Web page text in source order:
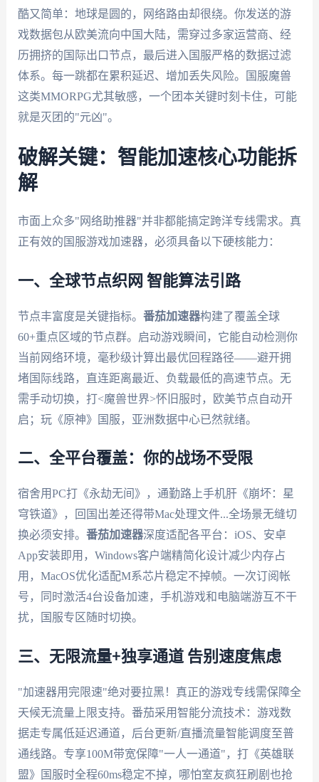
酷又简单：地球是圆的，网络路由却很绕。你发送的游
戏数据包从欧美流向中国大陆，需穿过多家运营商、经
历拥挤的国际出口节点，最后进入国服严格的数据过滤
体系。每一跳都在累积延迟、增加丢失风险。国服魔兽
这类MMORPG尤其敏感，一个团本关键时刻卡住，可能
就是灭团的"元凶"。
破解关键：智能加速核心功能拆
解
市面上众多"网络助推器"并非都能搞定跨洋专线需求。真
正有效的国服游戏加速器，必须具备以下硬核能力：
一、全球节点织网 智能算法引路
节点丰富度是关键指标。 番茄加速器构建了覆盖全球
60+重点区域的节点群。启动游戏瞬间，它能自动检测你
当前网络环境，毫秒级计算出最优回程路径——避开拥
堵国际线路，直连距离最近、负载最低的高速节点。无
需手动切换，打<魔兽世界>怀旧服时，欧美节点自动开
启；玩《原神》国服，亚洲数据中心已然就绪。
二、全平台覆盖：你的战场不受限
宿舍用PC打《永劫无间》，通勤路上手机肝《崩坏：星
穹铁道》，回国出差还得带Mac处理文件...全场景无缝切
换必须安排。 番茄加速器深度适配各平台：iOS、安卓
App安装即用，Windows客户端精简化设计减少内存占
用，MacOS优化适配M系芯片稳定不掉帧。一次订阅帐
号，同时激活4台设备加速，手机游戏和电脑端游互不干
扰，国服专区随时切换。
三、无限流量+独享通道 告别速度焦虑
"加速器用完限速"绝对要拉黑！真正的游戏专线需保障全
天候无流量上限支持。番茄采用智能分流技术：游戏数
据走专属低延迟通道，后台更新/直播流量智能调度至普
通线路。专享100M带宽保障"一人一通道"，打《英雄联
盟》国服时全程60ms稳定不掉，哪怕室友疯狂刷剧也抢